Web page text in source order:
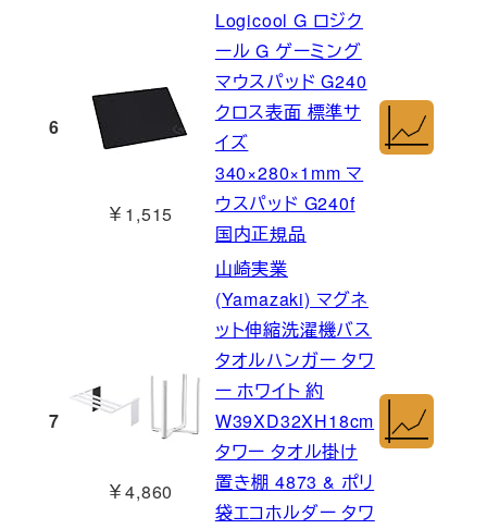
6
￥1,515
Logicool G ロジク
ール G ゲーミング
マウスパッド G240
クロス表面 標準サ
イズ
340×280×1mm マ
ウスパッド G240f
国内正規品
7
￥4,860
山崎実業
(Yamazaki) マグネ
ット伸縮洗濯機バス
タオルハンガー タワ
ー ホワイト 約
W39XD32XH18cm
タワー タオル掛け
置き棚 4873 & ポリ
袋エコホルダー タワ